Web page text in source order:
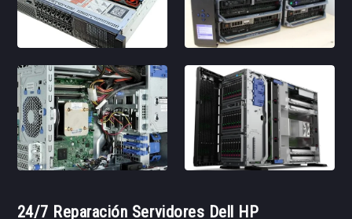
24/7 Reparación Servidores Dell HP